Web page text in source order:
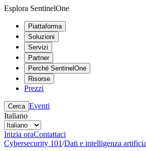
Esplora SentinelOne
Piattaforma
Soluzioni
Servizi
Partner
Perché SentinelOne
Risorse
Prezzi
Cerca Eventi
Italiano
Inizia oraContattaci
Cybersecurity 101/Dati e intelligenza